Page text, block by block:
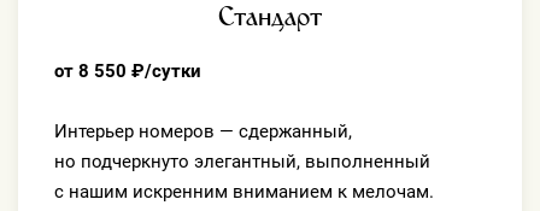
Стандарт
от 8 550 ₽/сутки
Интерьер номеров — сдержанный,
но подчеркнуто элегантный, выполненный
с нашим искренним вниманием к мелочам.